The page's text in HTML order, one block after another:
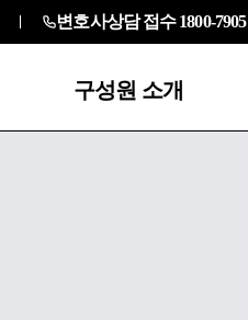
변호사상담 접수 1800-7905
구성원 소개